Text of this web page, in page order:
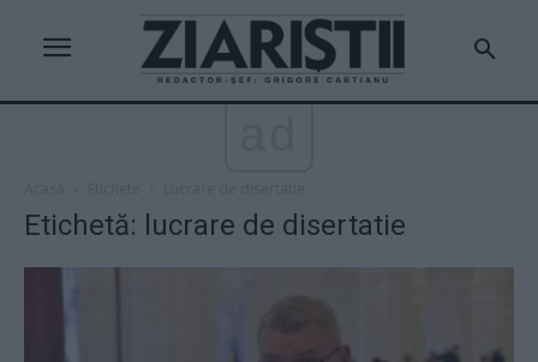
Etichetă: lucrare de disertatie